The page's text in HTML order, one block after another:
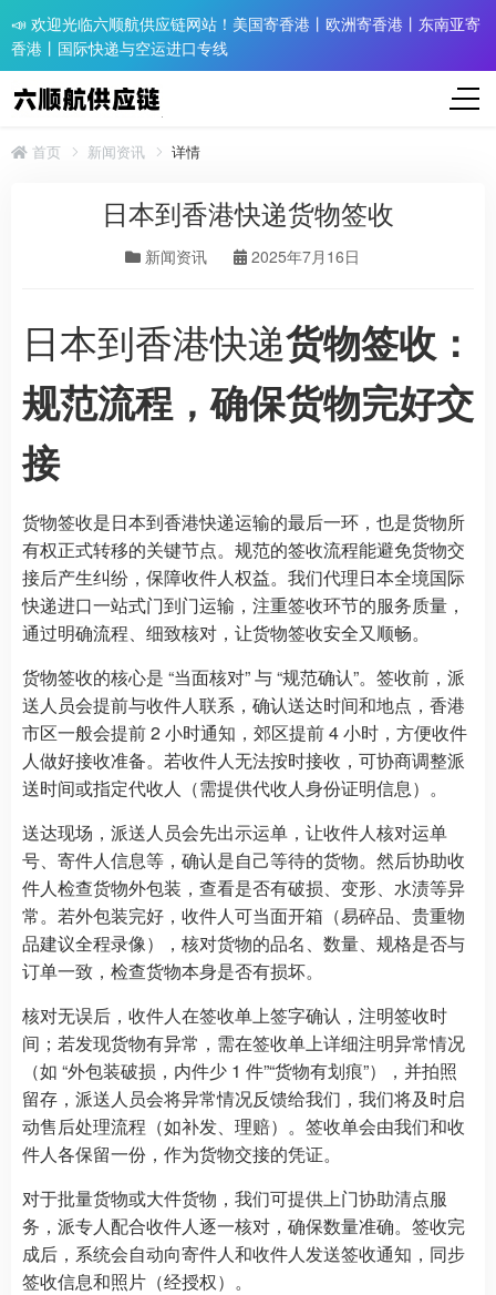
📣 欢迎光临六顺航供应链网站！美国寄香港丨欧洲寄香港丨东南亚寄
香港丨国际快递与空运进口专线
首页 新闻资讯 详情
日本到香港快递货物签收
新闻资讯 2025年7月16日
日本到香港快递货物签收：
规范流程，确保货物完好交
接
货物签收是日本到香港快递运输的最后一环，也是货物所
有权正式转移的关键节点。规范的签收流程能避免货物交
接后产生纠纷，保障收件人权益。我们代理日本全境国际
快递进口一站式门到门运输，注重签收环节的服务质量，
通过明确流程、细致核对，让货物签收安全又顺畅。
货物签收的核心是 “当面核对” 与 “规范确认”。签收前，派
送人员会提前与收件人联系，确认送达时间和地点，香港
市区一般会提前 2 小时通知，郊区提前 4 小时，方便收件
人做好接收准备。若收件人无法按时接收，可协商调整派
送时间或指定代收人（需提供代收人身份证明信息）。
送达现场，派送人员会先出示运单，让收件人核对运单
号、寄件人信息等，确认是自己等待的货物。然后协助收
件人检查货物外包装，查看是否有破损、变形、水渍等异
常。若外包装完好，收件人可当面开箱（易碎品、贵重物
品建议全程录像），核对货物的品名、数量、规格是否与
订单一致，检查货物本身是否有损坏。
核对无误后，收件人在签收单上签字确认，注明签收时
间；若发现货物有异常，需在签收单上详细注明异常情况
（如 “外包装破损，内件少 1 件”“货物有划痕”），并拍照
留存，派送人员会将异常情况反馈给我们，我们将及时启
动售后处理流程（如补发、理赔）。签收单会由我们和收
件人各保留一份，作为货物交接的凭证。
对于批量货物或大件货物，我们可提供上门协助清点服
务，派专人配合收件人逐一核对，确保数量准确。签收完
成后，系统会自动向寄件人和收件人发送签收通知，同步
签收信息和照片（经授权）。